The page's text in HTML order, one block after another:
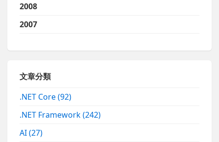
2008
2007
文章分類
.NET Core(92)
.NET Framework(242)
AI(27)